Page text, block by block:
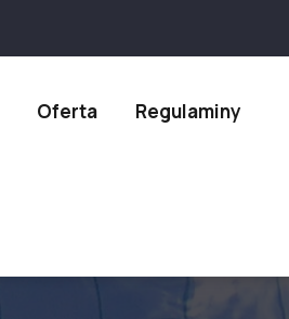
Oferta Regulaminy